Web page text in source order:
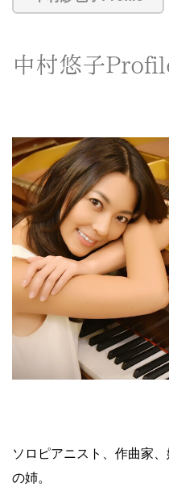
中村悠子
ソロピアニスト、作曲家
の姉。